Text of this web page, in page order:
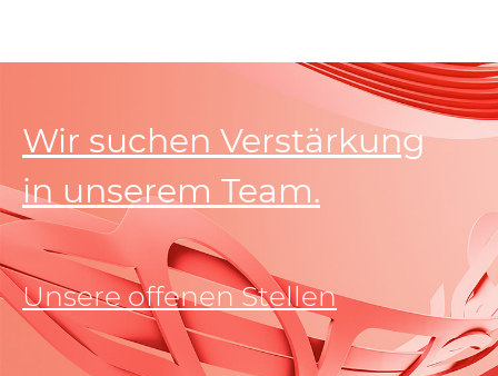
Wir suchen Verstärkung
in unserem Team.
Unsere offenen Stellen